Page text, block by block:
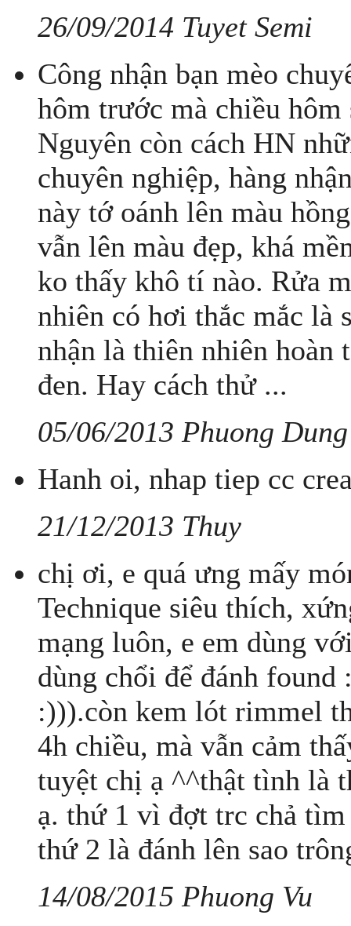
26/09/2014 Tuyet Semi
Công nhận bạn mèo
hôm trước mà chiều hôm
Nguyên còn cách HN
chuyên nghiệp, hàng
này tớ oánh lên màu
vẫn lên màu đẹp, khá
ko thấy khô tí nào. Rửa
nhiên có hơi thắc mắc là
nhận là thiên nhiên hoàn
đen. Hay cách thử ...
05/06/2013 Phuong Dung
Hanh oi, nhap tiep cc
21/12/2013 Thuy
chị ơi, e quá ưng mấy
Technique siêu thích,
mạng luôn, e em dùng
dùng chổi để đánh
:))).còn kem lót rimmel
4h chiều, mà vẫn cảm
tuyệt chị ạ ^^thật tình là
ạ. thứ 1 vì đợt trc chả
thứ 2 là đánh lên sao
14/08/2015 Phuong Vu